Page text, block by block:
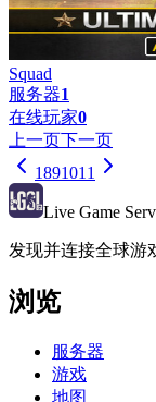
Squad
服务器1
在线玩家0
上一页下一页
1891011
Live Game
发现并连接全球游
浏览
服务器
游戏
地图